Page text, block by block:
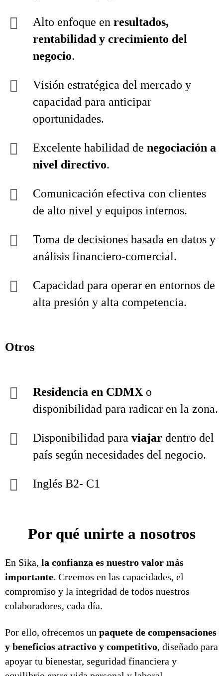
Alto enfoque en resultados,
rentabilidad y crecimiento del
negocio.
Visión estratégica del mercado y
capacidad para anticipar
oportunidades.
Excelente habilidad de negociación a
nivel directivo.
Comunicación efectiva con clientes
de alto nivel y equipos internos.
Toma de decisiones basada en datos y
análisis financiero‑comercial.
Capacidad para operar en entornos de
alta presión y alta competencia.
Otros
Residencia en CDMX o
disponibilidad para radicar en la zona.
Disponibilidad para viajar dentro del
país según necesidades del negocio.
Inglés B2- C1
Por qué unirte a nosotros
En Sika, la confianza es nuestro valor más
importante. Creemos en las capacidades, el
compromiso y la integridad de todos nuestros
colaboradores, cada día.
Por ello, ofrecemos un paquete de compensaciones
y beneficios atractivo y competitivo, diseñado para
apoyar tu bienestar, seguridad financiera y